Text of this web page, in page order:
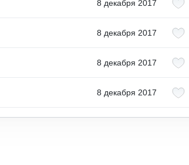
8 декабря 2017
8 декабря 2017
8 декабря 2017
8 декабря 2017